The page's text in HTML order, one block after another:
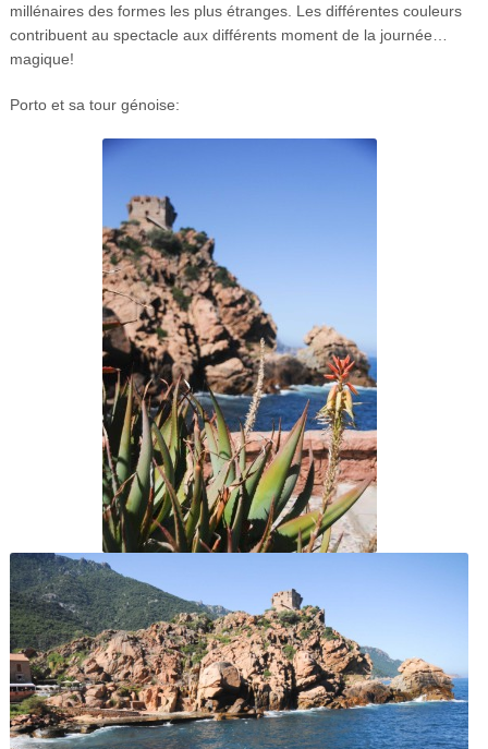
millénaires des formes les plus étranges. Les différentes couleurs
contribuent au spectacle aux différents moment de la journée…
magique!
Porto et sa tour génoise: